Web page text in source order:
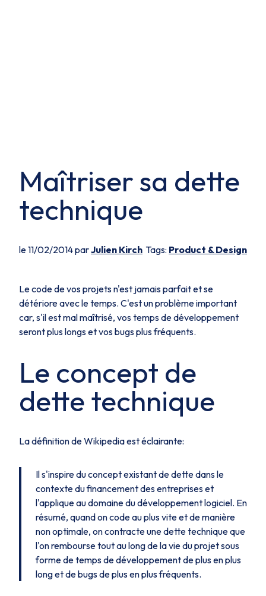
Maîtriser sa dette
technique
le 11/02/2014 parJulien Kirch Tags: Product & Design
Le code de vos projets n'est jamais parfait et se
détériore avec le temps. C'est un problème important
car, s'il est mal maîtrisé, vos temps de développement
seront plus longs et vos bugs plus fréquents.
Le concept de
dette technique
La définition de Wikipedia est éclairante:
Il s'inspire du concept existant de dette dans le
contexte du financement des entreprises et
l'applique au domaine du développement logiciel. En
résumé, quand on code au plus vite et de manière
non optimale, on contracte une dette technique que
l'on rembourse tout au long de la vie du projet sous
forme de temps de développement de plus en plus
long et de bugs de plus en plus fréquents.